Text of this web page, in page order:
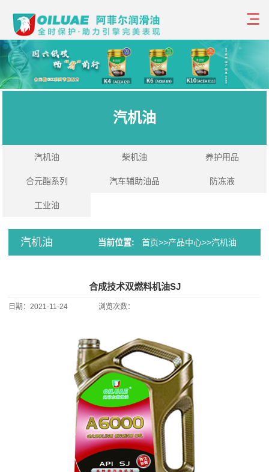
汽机油
汽机油 柴机油 养护用品
合元酯系列 汽车辅助油品 防冻液
工业油
汽机油 当前位置: 首页>>产品中心>>汽机油
合成技术双燃料机油SJ
日期：2021-11-24 浏览次数：